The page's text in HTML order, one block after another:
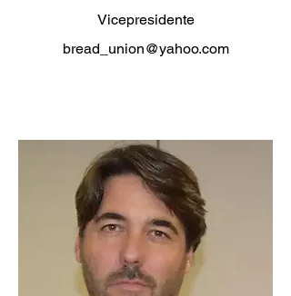
Vicepresidente
bread_union@yahoo.com